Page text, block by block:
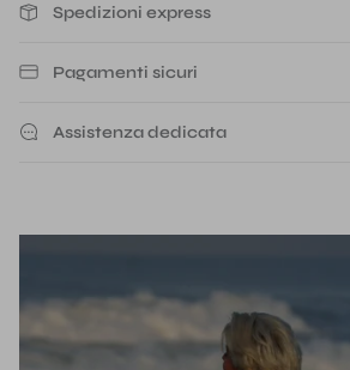
Spedizioni express
Pagamenti sicuri
Assistenza dedicata